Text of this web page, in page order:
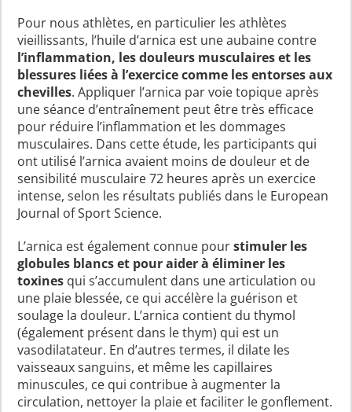
Pour nous athlètes, en particulier les athlètes
vieillissants, l’huile d’arnica est une aubaine contre
l’inflammation, les douleurs musculaires et les
blessures liées à l’exercice comme les entorses aux
chevilles. Appliquer l’arnica par voie topique après
une séance d’entraînement peut être très efficace
pour réduire l’inflammation et les dommages
musculaires. Dans cette étude, les participants qui
ont utilisé l’arnica avaient moins de douleur et de
sensibilité musculaire 72 heures après un exercice
intense, selon les résultats publiés dans le European
Journal of Sport Science.
L’arnica est également connue pourstimuler les
globules blancs et pour aider à éliminer les
toxines qui s’accumulent dans une articulation ou
une plaie blessée, ce qui accélère la guérison et
soulage la douleur. L’arnica contient du thymol
(également présent dans le thym) qui est un
vasodilatateur. En d’autres termes, il dilate les
vaisseaux sanguins, et même les capillaires
minuscules, ce qui contribue à augmenter la
circulation, nettoyer la plaie et faciliter le gonflement.